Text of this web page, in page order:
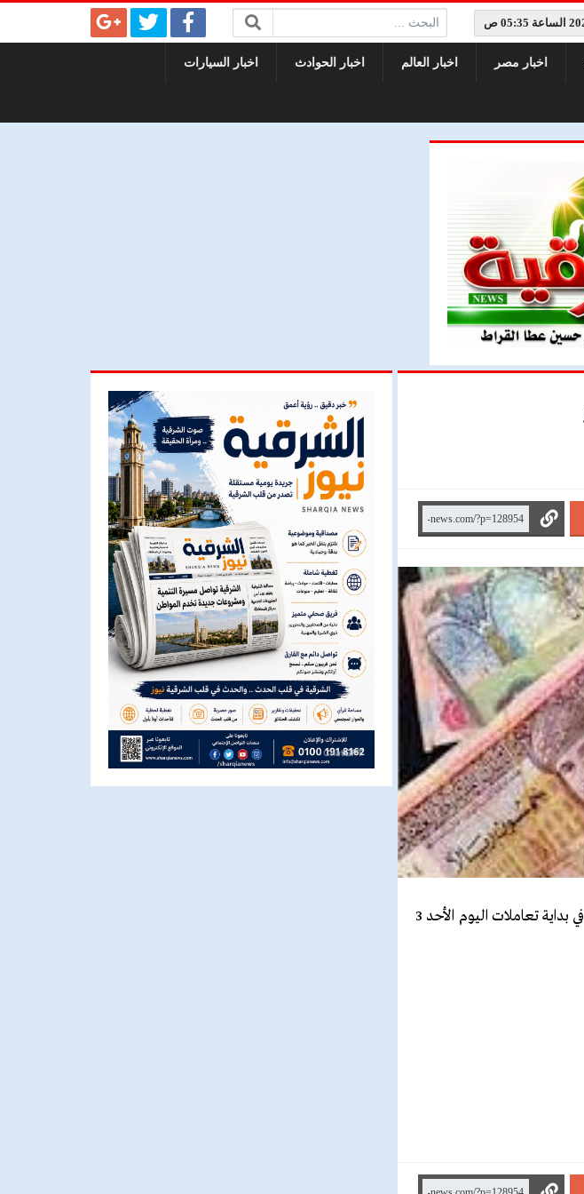
البحث:
اخبار مصر اخبار العالم اخبار الحوادث اخبار السيارات
تباينت أسعار العملات العربية، أمام الجنيه المصري، في البنوك العاملة في السوق المحلية، في بداية تعاملات اليوم الأحد 3